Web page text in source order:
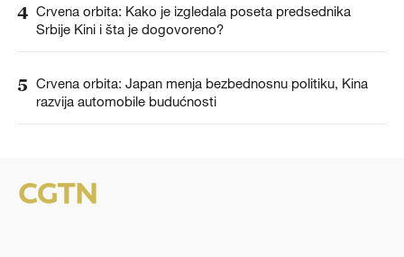
4 Crvena orbita: Kako je izgledala poseta predsednika
Srbije Kini i šta je dogovoreno?
5 Crvena orbita: Japan menja bezbednosnu politiku, Kina
razvija automobile budućnosti